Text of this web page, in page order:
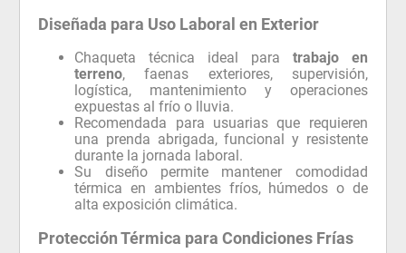
Diseñada para Uso Laboral en Exterior
Chaqueta técnica ideal para trabajo en
terreno, faenas exteriores, supervisión,
logística, mantenimiento y operaciones
expuestas al frío o lluvia.
Recomendada para usuarias que requieren
una prenda abrigada, funcional y resistente
durante la jornada laboral.
Su diseño permite mantener comodidad
térmica en ambientes fríos, húmedos o de
alta exposición climática.
Protección Térmica para Condiciones Frías